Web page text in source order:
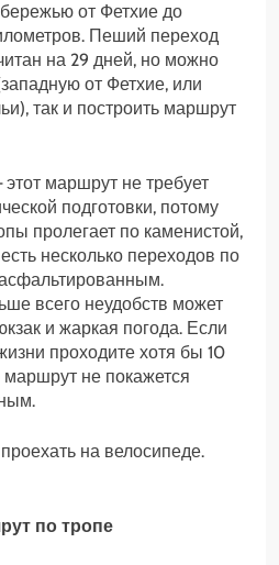
от Фетхие до
Пеший переход
на 29 дней, но можно
от Фетхие, или
так и построить маршрут
маршрут не требует
подготовки, потому
пролегает по каменистой,
несколько переходов по
всего неудобств может
и жаркая погода. Если
проходите хотя бы 10
маршрут не покажется
на велосипеде.
по тропе